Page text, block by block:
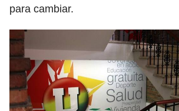
para cambiar.